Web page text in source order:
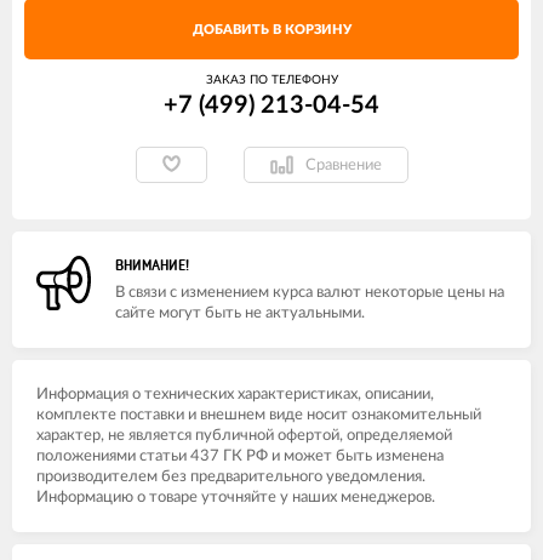
ДОБАВИТЬ В КОРЗИНУ
ЗАКАЗ ПО ТЕЛЕФОНУ
+7 (499) 213-04-54​
Сравнение
ВНИМАНИЕ!
В связи с изменением курса валют некоторые цены на
сайте могут быть не актуальными.
Информация о технических характеристиках, описании,
комплекте поставки и внешнем виде носит ознакомительный
характер, не является публичной офертой, определяемой
положениями статьи 437 ГК РФ и может быть изменена
производителем без предварительного уведомления.
Информацию о товаре уточняйте у наших менеджеров.